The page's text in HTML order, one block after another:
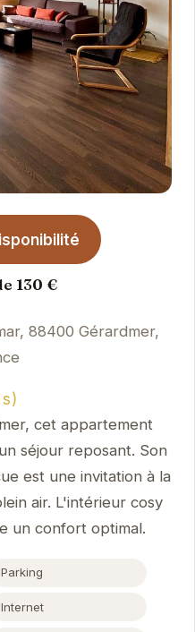
130 €
88400 Gérardmer,
cet appartement
séjour reposant. Son
est une invitation à la
air. L'intérieur cosy
un confort optimal.
Parking
Internet